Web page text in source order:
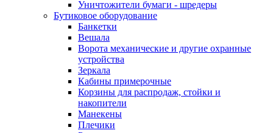
Уничтожители бумаги - шредеры
Бутиковое оборудование
Банкетки
Вешала
Ворота механические и другие охранные
устройства
Зеркала
Кабины примерочные
Корзины для распродаж, стойки и
накопители
Манекены
Плечики